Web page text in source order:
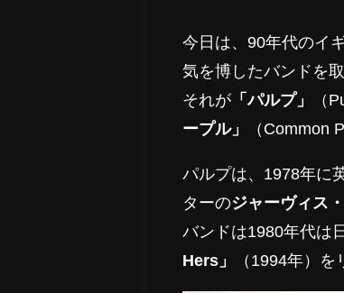
今日は、90年代のイ
気を博したバンドを
それが 「パルプ」 （
ープル」
（Common
パルプは、1978年に
ターのジャーヴィス
バンドは1980年代は
Hers」
（1994年）